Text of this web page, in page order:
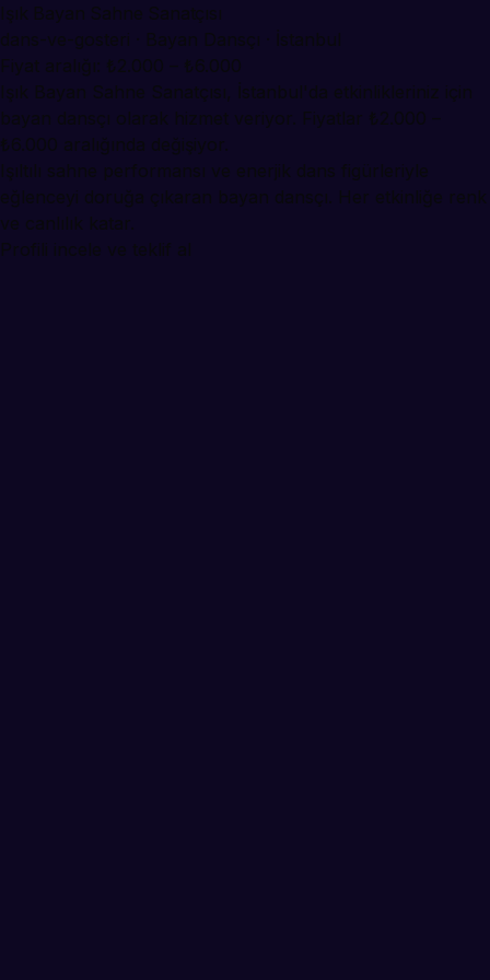
Işık Bayan Sahne Sanatçısı
dans-ve-gosteri · Bayan Dansçı · İstanbul
Fiyat aralığı: ₺2.000 – ₺6.000
Işık Bayan Sahne Sanatçısı, İstanbul'da etkinlikleriniz için
bayan dansçı olarak hizmet veriyor. Fiyatlar ₺2.000 –
₺6.000 aralığında değişiyor.
Işıltılı sahne performansı ve enerjik dans figürleriyle
eğlenceyi doruğa çıkaran bayan dansçı. Her etkinliğe renk
ve canlılık katar.
Profili incele ve teklif al